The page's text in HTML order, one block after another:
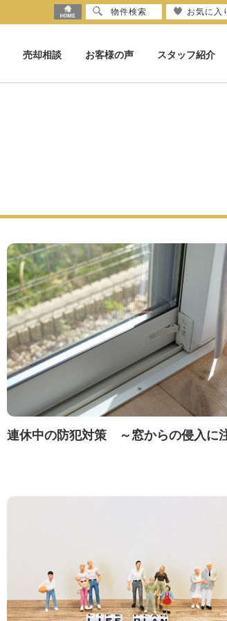
売却相談 お客様の声 スタッフ紹介
連休中の防犯対策 ～窓からの侵入に
物件検索 お気に入